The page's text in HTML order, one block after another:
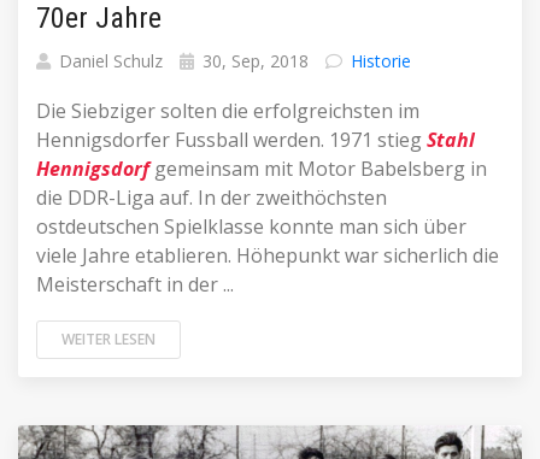
70er Jahre
Daniel Schulz 30, Sep, 2018 Historie
Die Siebziger solten die erfolgreichsten im
Hennigsdorfer Fussball werden. 1971 stiegStahl
Hennigsdorfgemeinsam mit Motor Babelsberg in
die DDR-Liga auf. In der zweithöchsten
ostdeutschen Spielklasse konnte man sich über
viele Jahre etablieren. Höhepunkt war sicherlich die
Meisterschaft in der ...
WEITER LESEN